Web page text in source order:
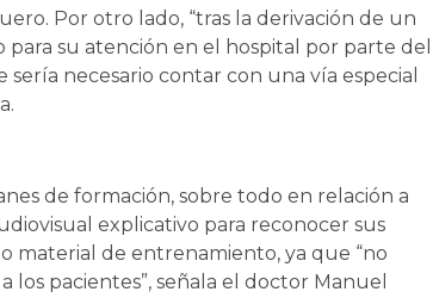
Por otro lado, “tras la derivación de un
su atención en el hospital por parte del
necesario contar con una vía especial
de formación, sobre todo en relación a
explicativo para reconocer sus
material de entrenamiento, ya que “no
pacientes”, señala el doctor Manuel